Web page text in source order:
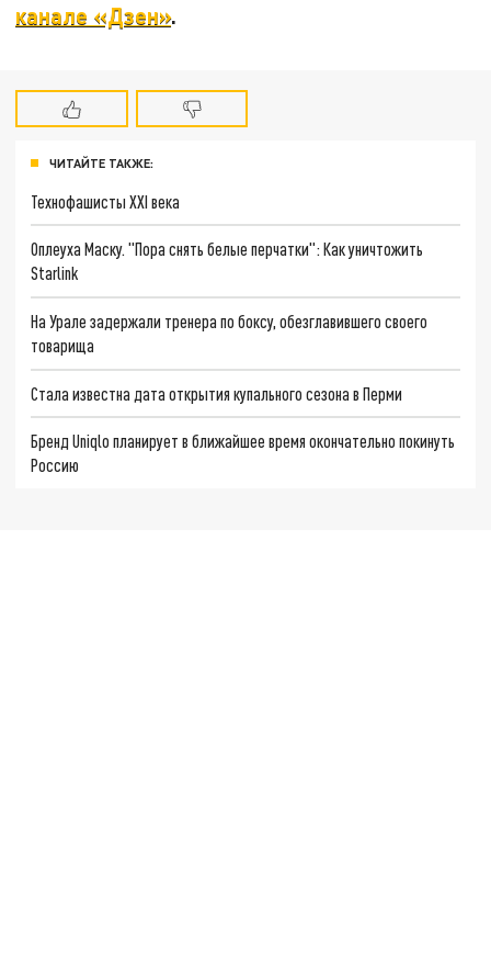
канале «Дзен».
ЧИТАЙТЕ ТАКЖЕ:
Технофашисты XXI века
Оплеуха Маску. "Пора снять белые перчатки": Как уничтожить
Starlink
На Урале задержали тренера по боксу, обезглавившего своего
товарища
Стала известна дата открытия купального сезона в Перми
Бренд Uniqlo планирует в ближайшее время окончательно покинуть
Россию